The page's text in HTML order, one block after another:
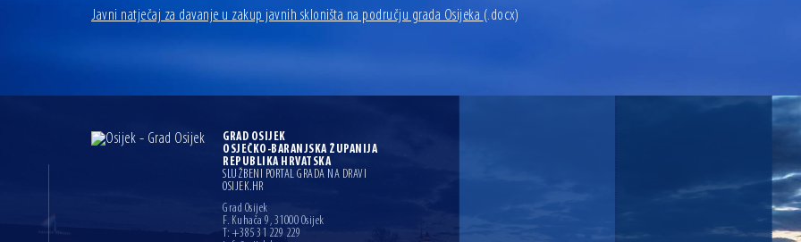
Javni natječaj za davanje u zakup javnih skloništa na području grada Osijeka (.docx)
GRAD OSIJEK
OSJEČKO-BARANJSKA ŽUPANIJA
REPUBLIKA HRVATSKA
SLUŽBENI PORTAL GRADA NA DRAVI
OSIJEK.HR
Grad Osijek
F. Kuhača 9, 31000 Osijek
T: +385 31 229 229